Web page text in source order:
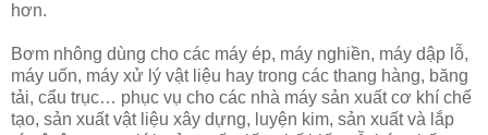
hơn.
Bơm nhông dùng cho các máy ép, máy nghiền, máy dập lỗ,
máy uốn, máy xử lý vật liệu hay trong các thang hàng, băng
tải, cẩu trục… phục vụ cho các nhà máy sản xuất cơ khí chế
tạo, sản xuất vật liệu xây dựng, luyện kim, sản xuất và lắp